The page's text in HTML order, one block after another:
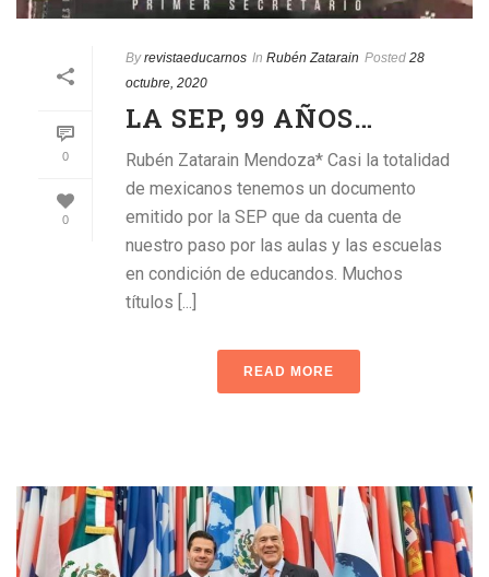
0
0
By revistaeducarnos In Rubén Zatarain Posted 28
octubre, 2020
LA SEP, 99 AÑOS…
Rubén Zatarain Mendoza* Casi la totalidad
de mexicanos tenemos un documento
emitido por la SEP que da cuenta de
nuestro paso por las aulas y las escuelas
en condición de educandos. Muchos
títulos [...]
READ MORE